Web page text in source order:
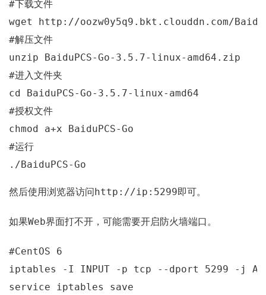
#下载文件
#解压文件
#进入文件夹
#授权文件
#运行
./BaiduPCS-Go
然后使用浏览器访问 http://ip:5299即可。
如果Web界面打不开，可能需要开启防火墙端口。
#CentOS 6
iptables
-I INPUT -p tcp --dport 5299 -j
service iptables save